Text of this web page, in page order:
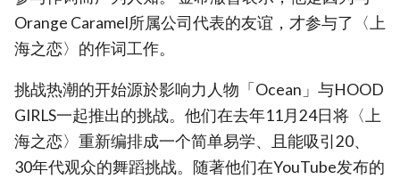
Orange Caramel所属公司代表的友谊，才参与了〈上
海之恋〉的作词工作。
挑战热潮的开始源於影响力人物「Ocean」与HOOD
GIRLS一起推出的挑战。他们在去年11月24日将〈上
海之恋〉重新编排成一个简单易学、且能吸引20、
30年代观众的舞蹈挑战。随著他们在YouTube发布的